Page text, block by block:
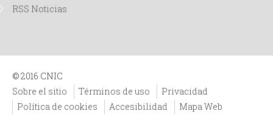
RSS Noticias
© 2016 CNIC
Sobre el sitio
Términos de uso
Privacidad
Política de cookies
Accesibilidad Mapa Web